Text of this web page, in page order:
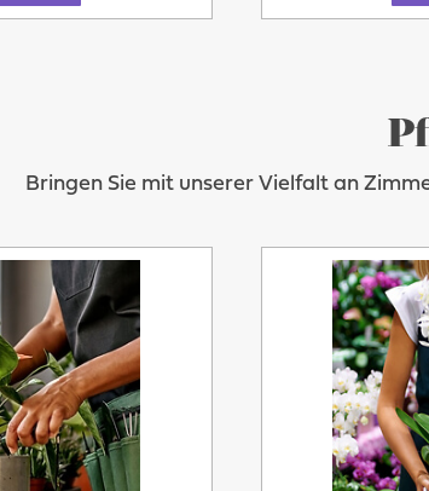
Bringen Sie mit unserer Vielfalt an